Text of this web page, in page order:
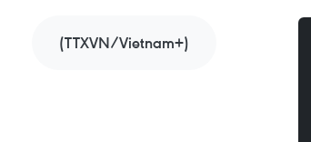
(TTXVN/Vietnam+)